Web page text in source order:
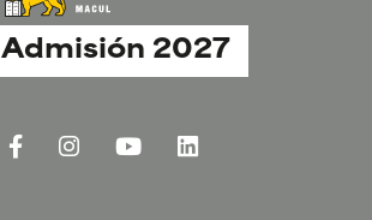
Admisión 2027